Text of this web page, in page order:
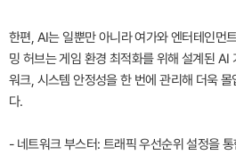
한편, AI는 일뿐만 아니라 여가와 엔터테인먼
밍 허브는 게임 환경 최적화를 위해 설계된 AI
워크, 시스템 안정성을 한 번에 관리해 더욱
다.
- 네트워크 부스터: 트래픽 우선순위 설정을